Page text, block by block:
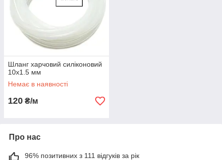
Шланг харчовий силіконовий
10х1.5 мм
Немає в наявності
120 ₴/м
Про нас
96% позитивних з 111 відгуків за рік